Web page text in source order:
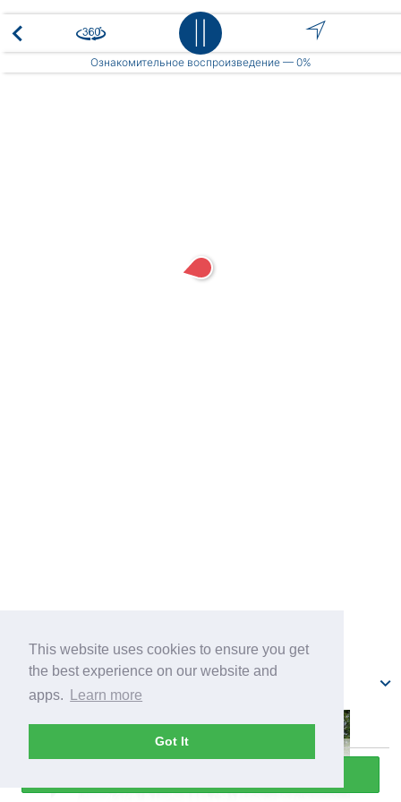
This website uses cookies to ensure you get
the best experience on our website and
apps.
Learn more
Got It
Place
Ознакомительное воспроизведение — 0%
Бывшее здание Министерства юстиции